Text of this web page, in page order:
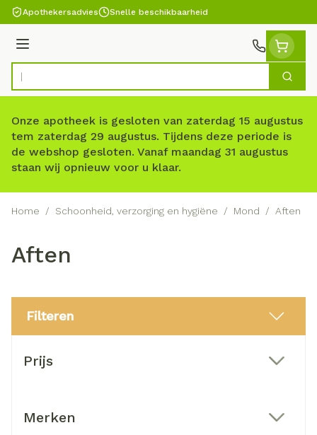
Ga naar de inhoud
Apothekersadvies Snelle beschikbaarheid
Menu
Product, merk, categorie... Zoek
Onze apotheek is gesloten van zaterdag 15 augustus
tem zaterdag 29 augustus. Tijdens deze periode is
de webshop gesloten. Vanaf maandag 31 augustus
staan wij opnieuw voor u klaar.
Home / Schoonheid, verzorging en hygiëne / Mond / Aften
Aften
Filteren
Prijs
Merken